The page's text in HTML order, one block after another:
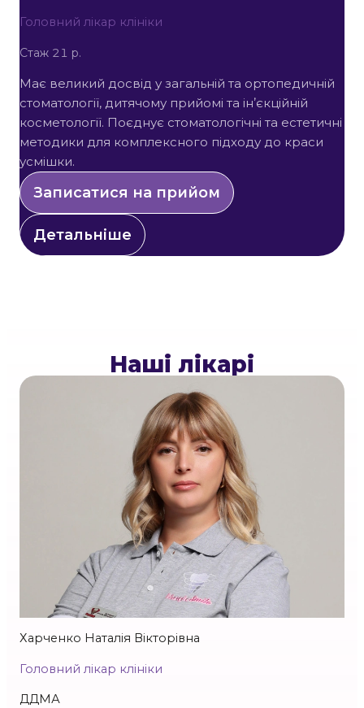
Головний лікар клініки
Стаж 21 р.
Має великий досвід у загальній та ортопедичній
стоматології, дитячому прийомі та інʼєкційній
косметології. Поєднує стоматологічні та естетичні
методики для комплексного підходу до краси
усмішки.
Записатися на прийом
Детальніше
Наші лікарі
Харченко Наталія Вікторівна
Головний лікар клініки
ДДМА